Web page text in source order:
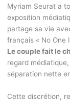
Myriam Seurat a
exposition
partage sa vie
français « No One
Le couple fait le
regard
séparation nette
Cette discrétion,